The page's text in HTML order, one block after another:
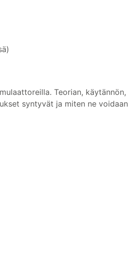
Teorian, käytännön,
syntyvät ja miten ne voidaan